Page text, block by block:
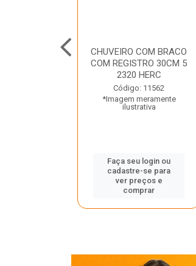
CHUVEIRO COM BRACO
COM REGISTRO 30CM 5
2320 HERC
Código: 11562
*Imagem meramente
ilustrativa
Faça seu login ou
cadastre-se para
ver preços e
comprar